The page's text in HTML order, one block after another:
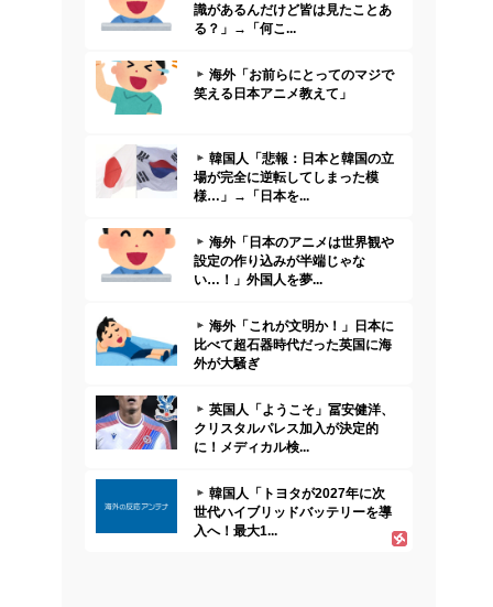
識があるんだけど皆は見たことあ
る？」→「何こ...
海外「お前らにとってのマジで
笑える日本アニメ教えて」
韓国人「悲報：日本と韓国の立
場が完全に逆転してしまった模
様…」→「日本を...
海外「日本のアニメは世界観や
設定の作り込みが半端じゃな
い…！」外国人を夢...
海外「これが文明か！」日本に
比べて超石器時代だった英国に海
外が大騒ぎ
英国人「ようこそ」冨安健洋、
クリスタルパレス加入が決定的
に！メディカル検...
韓国人「トヨタが2027年に次
世代ハイブリッドバッテリーを導
入へ！最大1...